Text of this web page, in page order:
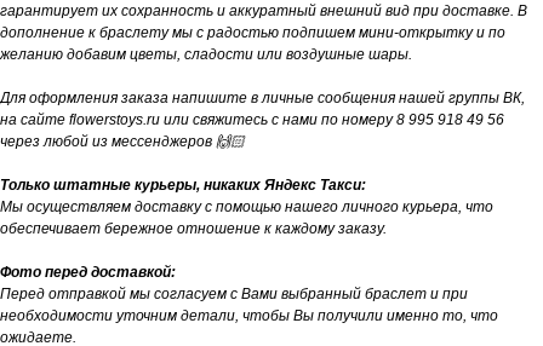
гарантирует их сохранность и аккуратный внешний вид при доставке. В
дополнение к браслету мы с радостью подпишем мини-открытку и по
желанию добавим цветы, сладости или воздушные шары.
Для оформления заказа напишите в личные сообщения нашей группы ВК,
на сайте flowerstoys.ru или свяжитесь с нами по номеру 8 995 918 49 56
через любой из мессенджеров 🙌🏻
Только штатные курьеры, никаких Яндекс Такси:
Мы осуществляем доставку с помощью нашего личного курьера, что
обеспечивает бережное отношение к каждому заказу.
Фото перед доставкой:
Перед отправкой мы согласуем с Вами выбранный браслет и при
необходимости уточним детали, чтобы Вы получили именно то, что
ожидаете.